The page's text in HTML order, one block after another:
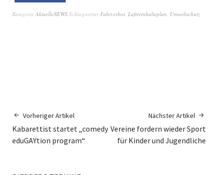
Kategorie AktuelleNEWS SchlagwörterFahrverbot, Luftreinhalteplan, Umweltschutz
Vorheriger Artikel
Kabarettist startet „comedy
eduGAYtion program“
Nächster Artikel
Vereine fordern wieder Sport
für Kinder und Jugendliche